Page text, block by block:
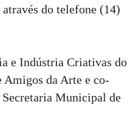
do telefone (14)
e Indústria Criativas do
Amigos da Arte e co-
Municipal de